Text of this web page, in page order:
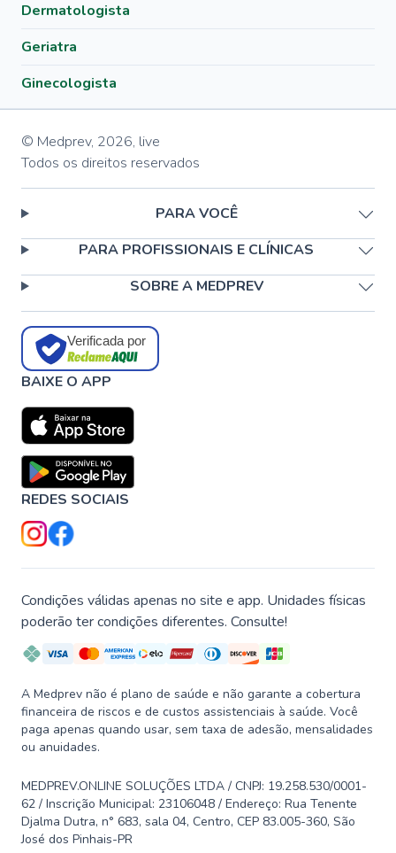
Dermatologista
Geriatra
Ginecologista
© Medprev, 2026, live
Todos os direitos reservados
PARA VOCÊ
PARA PROFISSIONAIS E CLÍNICAS
SOBRE A MEDPREV
Verificada por
BAIXE O APP
REDES SOCIAIS
Condições válidas apenas no site e app. Unidades físicas
poderão ter condições diferentes. Consulte!
A Medprev não é plano de saúde e não garante a cobertura
financeira de riscos e de custos assistenciais à saúde. Você
paga apenas quando usar, sem taxa de adesão, mensalidades
ou anuidades.
MEDPREV.ONLINE SOLUÇÕES LTDA / CNPJ: 19.258.530/0001-
62 / Inscrição Municipal: 23106048 / Endereço: Rua Tenente
Djalma Dutra, n° 683, sala 04, Centro, CEP 83.005-360, São
José dos Pinhais-PR